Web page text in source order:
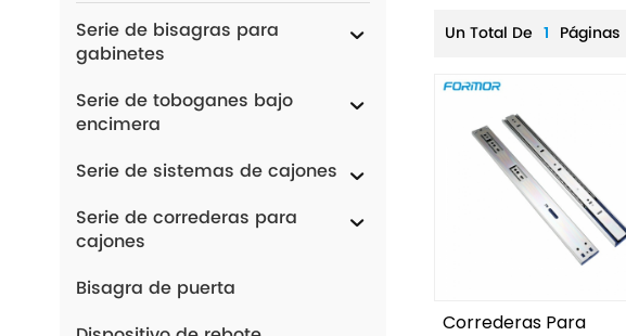
Serie de bisagras para
gabinetes
Serie de toboganes bajo
encimera
Serie de sistemas de cajones
Serie de correderas para
cajones
Bisagra de puerta
Un Total De 1 Páginas
Correderas Para